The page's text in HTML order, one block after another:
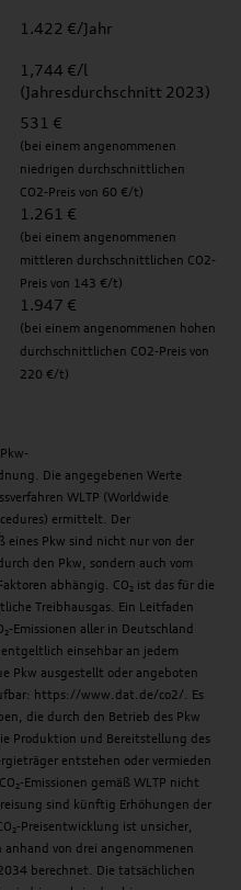
1.422 €/Jahr
1,744 €/l
(Jahresdurchschnitt 2023)
531 €
(bei einem angenommenen
niedrigen durchschnittlichen
CO2-Preis von 60 €/t)
1.261 €
(bei einem angenommenen
mittleren durchschnittlichen CO2-
Preis von 143 €/t)
1.947 €
(bei einem angenommenen hohen
durchschnittlichen CO2-Preis von
220 €/t)
Die angegebenen Werte
WLTP (Worldwide
ermittelt. Der
eines Pkw sind nicht nur von der
den Pkw, sondern auch vom
abhängig. CO₂ ist das für die
Treibhausgas. Ein Leitfaden
Emissionen aller in Deutschland
einsehbar an jedem
Pkw ausgestellt oder angeboten
https://www.dat.de/co2/. Es
die durch den Betrieb des Pkw
Produktion und Bereitstellung des
entstehen oder vermieden
Emissionen gemäß WLTP nicht
sind künftig Erhöhungen der
Preisentwicklung ist unsicher,
anhand von drei angenommenen
berechnet. Die tatsächlichen